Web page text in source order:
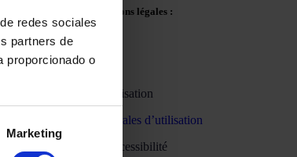
redes sociales
partners de
proporcionado o
Marketing
?
Politiques et mentions légales :
Avis juridique
Conditions d’utilisation
Conditions générales d’utilisation
Déclaration d’accessibilité